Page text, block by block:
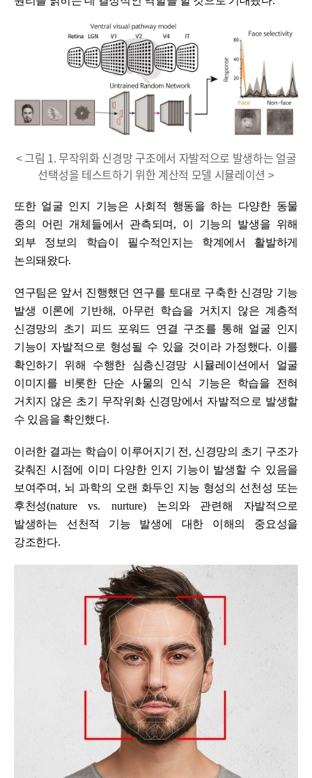
< 그림 1. 무작위화 신경망 구조에서 자발적으로 발생하는 얼굴
선택성을 테스트하기 위한 계산적 모델 시뮬레이션 >
또한 얼굴 인지 기능은 사회적 행동을 하는 다양한 동물
종의 어린 개체들에서 관측되며 , 이 기능의 발생을 위해
외부 정보의 학습이 필수적인지는 학계에서 활발하게
논의돼왔다.
연구팀은 앞서 진행했던 연구를 토대로 구축한 신경망 기능
발생 이론에 기반해, 아무런 학습을 거치지 않은 계층적
신경망의 초기 피드 포워드 연결 구조를 통해 얼굴 인지
기능이 자발적으로 형성될 수 있을 것이라 가정했다. 이를
확인하기 위해 수행한 심층신경망 시뮬레이션에서 얼굴
이미지를 비롯한 단순 사물의 인식 기능은 학습을 전혀
거치지 않은 초기 무작위화 신경망에서 자발적으로 발생할
수 있음을 확인했다.
이러한 결과는 학습이 이루어지기 전 , 신경망의 초기 구조가
갖춰진 시점에 이미 다양한 인지 기능이 발생할 수 있음을
보여주며 , 뇌 과학의 오랜 화두인 지능 형성의 선천성 또는
후천성(nature vs. nurture) 논의와 관련해 자발적으로
발생하는 선천적 기능 발생에 대한 이해의 중요성을
강조한다.